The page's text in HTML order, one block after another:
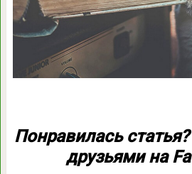
Понравилась
друзьями на